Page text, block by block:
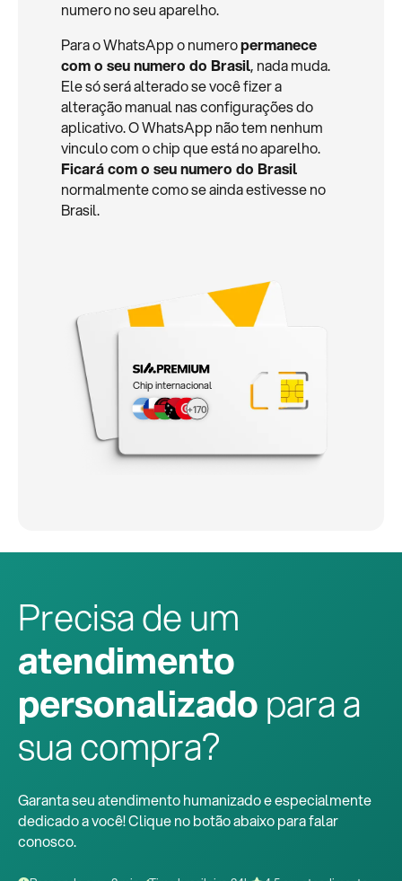
numero no seu aparelho.
Para o WhatsApp o numeropermanece
com o seu numero do Brasil, nada muda.
Ele só será alterado se você fizer a
alteração manual nas configurações do
aplicativo. O WhatsApp não tem nenhum
vinculo com o chip que está no aparelho.
Ficará com o seu numero do Brasil
normalmente como se ainda estivesse no
Brasil.
Chip internacional
+170
Precisa de um
atendimento
personalizadopara a
sua compra?
Garanta seu atendimento humanizado e especialmente
dedicado a você! Clique no botão abaixo para falar
conosco.